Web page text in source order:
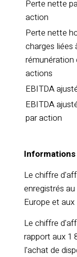
Perte nette
action
Perte nette
charges liées
rémunération
actions
EBITDA
EBITDA
par action
Le chiffre
enregistrés
Europe et
Le chiffre
rapport aux 1
l'achat de